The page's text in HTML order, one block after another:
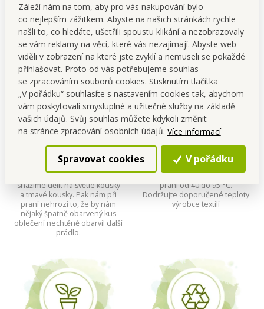
Záleží nám na tom, aby pro vás nakupování bylo
co nejlepším zážitkem. Abyste na našich stránkách rychle
našli to, co hledáte, ušetřili spoustu klikání a nezobrazovaly
se vám reklamy na věci, které vás nezajímají. Abyste web
viděli v zobrazení na které jste zvyklí a nemuseli se pokaždé
přihlašovat. Proto od vás potřebujeme souhlas
se zpracováním souborů cookies. Stisknutím tlačítka
„V pořádku“ souhlasíte s nastavením cookies tak, abychom
vám poskytovali smysluplné a užitečné služby na základě
vašich údajů. Svůj souhlas můžete kdykoli změnit
na stránce zpracování osobních údajů. Více informací
Spravovat cookies V pořádku
NOVÉ JEŠTĚ SILNĚJŠÍ!
Super nápad
Barevné prádlo se při praní
snažíme dělit na světlé kousky
a tmavé kousky. Pak nám při
praní nehrozí to, že by nám
nějaký špatně obarvený kus
oblečení nechtěně obarvil další
prádlo.
Teplotní rozsah použití
Doporučený rozsah teploty
praní od 40 do 95 °C.
Dodržujte doporučené teploty
výrobce textilí